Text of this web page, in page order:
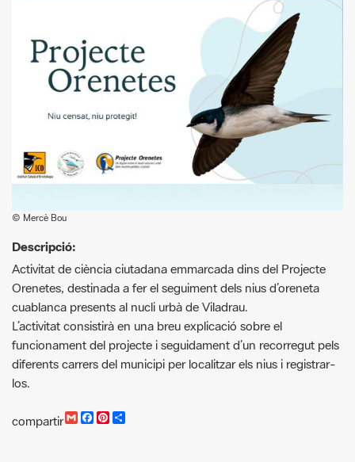
© Mercè Bou
Descripció:
Activitat de ciència ciutadana emmarcada dins del Projecte
Orenetes, destinada a fer el seguiment dels nius d’oreneta
cuablanca presents al nucli urbà de Viladrau.
L’activitat consistirà en una breu explicació sobre el
funcionament del projecte i seguidament d’un recorregut pels
diferents carrers del municipi per localitzar els nius i registrar-
los.
compartir
G
F
P